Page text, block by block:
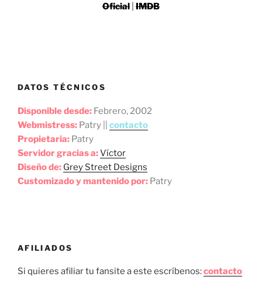
Oficial IMDB
DATOS TÉCNICOS
Disponible desde: Febrero, 2002
Webmistress: Patry || contacto
Propietaria: Patry
Servidor gracias a:Víctor
Diseño de: Grey Street Designs
Customizado y mantenido por: Patry
AFILIADOS
Si quieres afiliar tu fansite a este escríbenos:contacto